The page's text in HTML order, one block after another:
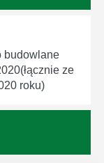
budowlane
ze
roku)